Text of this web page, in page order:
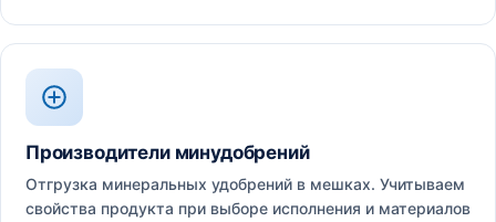
Производители минудобрений
Отгрузка минеральных удобрений в мешках. Учитываем
свойства продукта при выборе исполнения и материалов